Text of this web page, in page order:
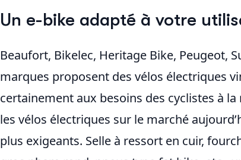
Un e-bike adapté à votre
Beaufort, Bikelec, Heritage Bike, Peugeot,
marques proposent des vélos électriques
certainement aux besoins des cyclistes à la
les vélos électriques sur le marché
plus exigeants. Selle à ressort en cuir,